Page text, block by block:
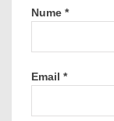
Nume *
Email *